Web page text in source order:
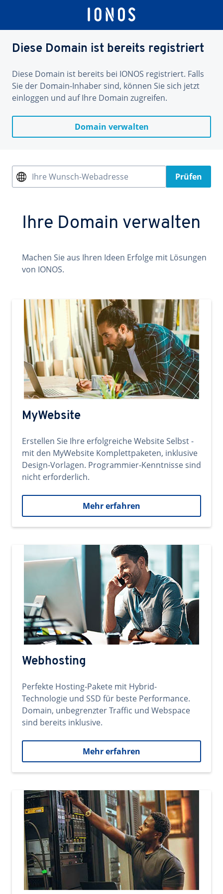
Diese Domain ist bereits registriert
Diese Domain ist bereits bei IONOS registriert. Falls
Sie der Domain-Inhaber sind, können Sie sich jetzt
einloggen und auf Ihre Domain zugreifen.
Domain verwalten
Ihre Wunsch-Webadresse Prüfen
Ihre Domain verwalten
Machen Sie aus Ihren Ideen Erfolge mit Lösungen
von IONOS.
MyWebsite
Erstellen Sie Ihre erfolgreiche Website Selbst -
mit den MyWebsite Komplettpaketen, inklusive
Design-Vorlagen. Programmier-Kenntnisse sind
nicht erforderlich.
Mehr erfahren
Webhosting
Perfekte Hosting-Pakete mit Hybrid-
Technologie und SSD für beste Performance.
Domain, unbegrenzter Traffic und Webspace
sind bereits inklusive.
Mehr erfahren